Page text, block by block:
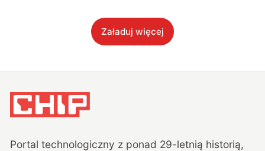
Załaduj więcej
Portal technologiczny z ponad 29-letnią historią,